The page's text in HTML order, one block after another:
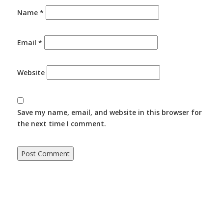
Name *
Email *
Website
Save my name, email, and website in this browser for
the next time I comment.